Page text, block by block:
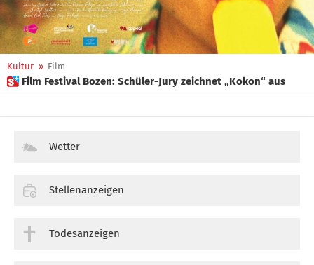
Kultur » Film
 Film Festival Bozen: Schüler-Jury zeichnet „Kokon“ aus
Wetter
Stellenanzeigen
Todesanzeigen